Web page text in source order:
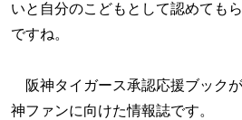
いと自分のこどもとして認めても
ですね。
阪神タイガース承認応援ブック
神ファンに向けた情報誌です。